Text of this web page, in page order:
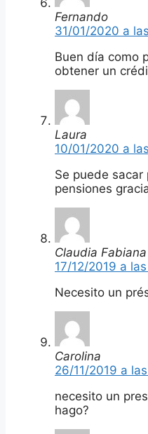
Fernando
31/01/2020 a
Buen día como
obtener un
Laura
10/01/2020 a
Se puede sacar
pensiones
Claudia Fabiana
17/12/2019 a
Necesito un
Carolina
26/11/2019 a
necesito un
hago?